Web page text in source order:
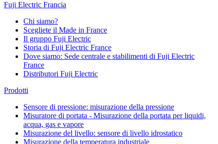
Fuji Electric Francia
Chi siamo?
Scegliete il Made in France
Il gruppo Fuji Electric
Storia di Fuji Electric France
Dove siamo: Sede centrale e stabilimenti di Fuji Electric
France
Distributori Fuji Electric
Prodotti
Sensore di pressione: misurazione della pressione
Misuratore di portata - Misurazione della portata per liquidi,
acqua, gas e vapore
Misurazione del livello: sensore di livello idrostatico
Misurazione della temperatura industriale